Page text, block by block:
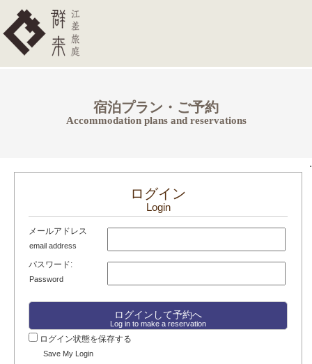
宿泊プラン・ご予約
Accommodation plans and reservations
ログイン
Login
メールアドレス
email address
パスワード:
Password
Log in to make a reservation
ログイン状態を保存する
Save My Login
.